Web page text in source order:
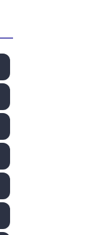
y Rodrigo Conde